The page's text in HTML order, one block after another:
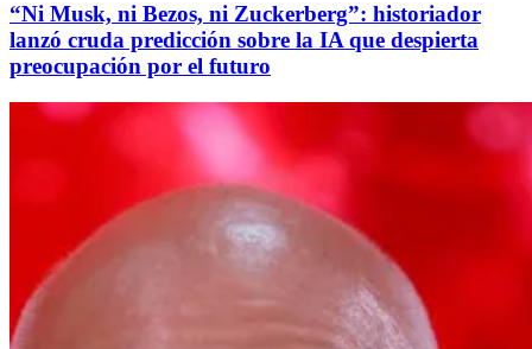
“Ni Musk, ni Bezos, ni Zuckerberg”: historiador
lanzó cruda predicción sobre la IA que despierta
preocupación por el futuro